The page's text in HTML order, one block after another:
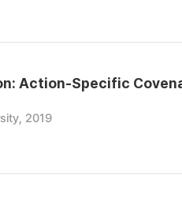
Action-Specific
2019